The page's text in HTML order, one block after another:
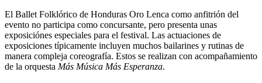
El Ballet Folklórico de Honduras Oro Lenca como anfitrión del
evento no participa como concursante, pero presenta unas
exposiciónes especiales para el festival. Las actuaciones de
exposiciones típicamente incluyen muchos bailarines y rutinas de
manera compleja coreografía. Estos se realizan con acompañamiento
de la orquesta Más Música Más Esperanza.